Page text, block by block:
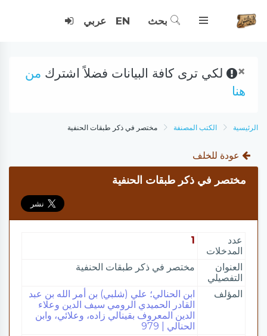
بحث EN عربي
× لكي ترى كافة البيانات فضلاً اشترك من
هنا
الرئيسية الكتب المصنفة مختصر في ذكر طبقات الحنفية
عودة للخلف
مختصر في ذكر طبقات الحنفية
عدد
المدخلات
1
العنوان
التفصيلي
مختصر في ذكر طبقات الحنفية
المؤلف
ابن الحنالي؛ علي (شلبي) بن أمر الله بن عبد
القادر الحميدي الرومي سيف الدين وعلاء
الدين المعروف بقينالي زاده، وعلائي، وابن
الحنالي | 979